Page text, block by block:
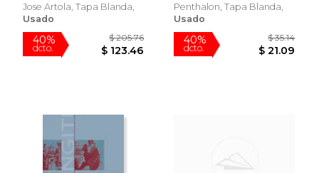
dcto. $ 29.18
Jose Artola, Tapa Blanda,
Usado
Penthalon, Tapa Blanda,
Usado